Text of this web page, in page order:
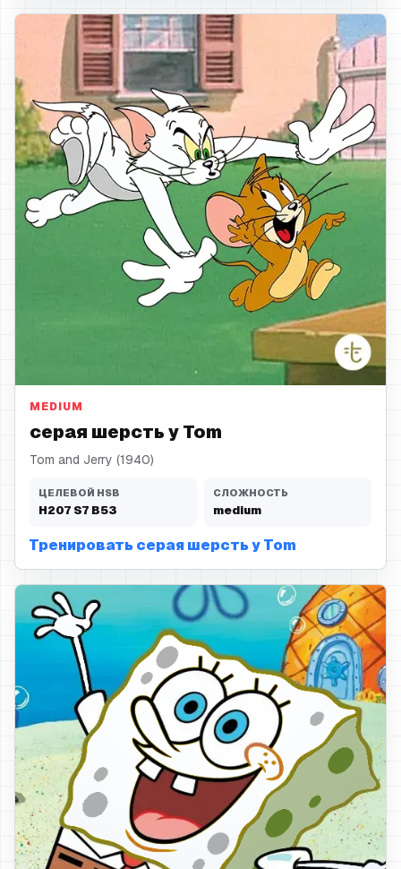
MEDIUM
серая шерсть у Tom
Tom and Jerry (1940)
ЦЕЛЕВОЙ HSB
H207 S7 B53
СЛОЖНОСТЬ
medium
Тренировать серая шерсть у Tom